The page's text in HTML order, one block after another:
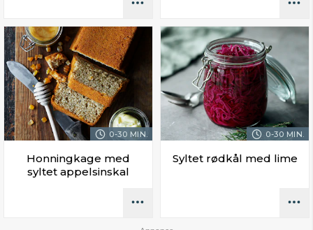
0-30 MIN.
Honningkage med
syltet appelsinskal
0-30 MIN.
Syltet rødkål med lime